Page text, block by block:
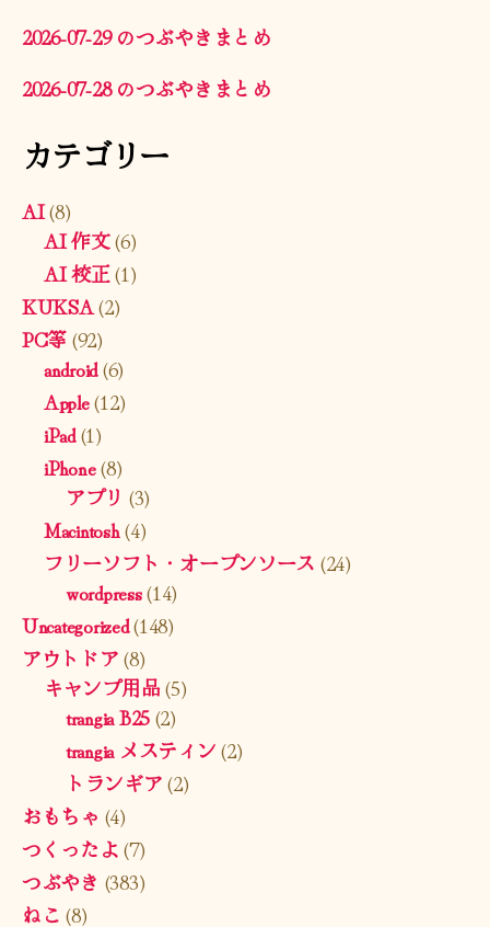
2026-07-29 のつぶやきまとめ
2026-07-28 のつぶやきまとめ
カテゴリー
AI(8)
AI 作文(6)
AI 校正(1)
KUKSA(2)
PC等(92)
android(6)
Apple(12)
iPad(1)
iPhone(8)
アプリ (3)
Macintosh(4)
フリーソフト・オープンソース (24)
wordpress(14)
Uncategorized(148)
アウトドア(8)
キャンプ用品(5)
trangia B25(2)
trangia メスティン(2)
トランギア(2)
おもちゃ (4)
つくったよ(7)
つぶやき (383)
ねこ (8)